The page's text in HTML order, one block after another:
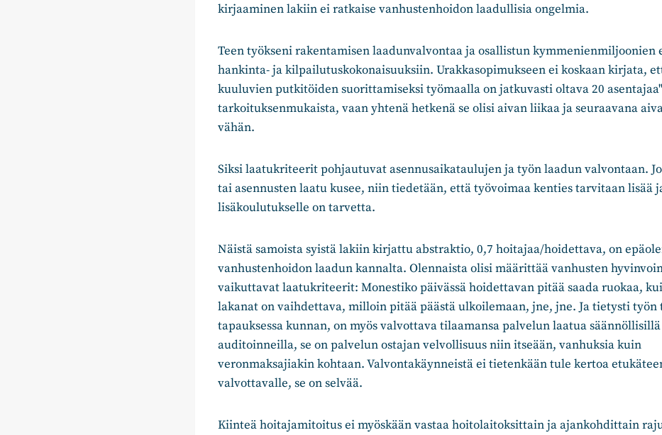
kirjaaminen lakiin ei ratkaise vanhustenhoidon laadullisia ongelmia.
Teen työkseni rakentamisen laadunvalvontaa ja osallistun kymmenienmiljoonien
hankinta- ja kilpailutuskokonaisuuksiin. Urakkasopimukseen ei koskaan kirjata,
kuuluvien putkitöiden suorittamiseksi työmaalla on jatkuvasti oltava 20
tarkoituksenmukaista, vaan yhtenä hetkenä se olisi aivan liikaa ja seuraavana
vähän.
Siksi laatukriteerit pohjautuvat asennusaikataulujen ja työn laadun valvontaan.
tai asennusten laatu kusee, niin tiedetään, että työvoimaa kenties tarvitaan lisää
lisäkoulutukselle on tarvetta.
Näistä samoista syistä lakiin kirjattu abstraktio, 0,7 hoitajaa/hoidettava, on
vanhustenhoidon laadun kannalta. Olennaista olisi määrittää vanhusten
vaikuttavat laatukriteerit: Monestiko päivässä hoidettavan pitää saada ruokaa,
lakanat on vaihdettava, milloin pitää päästä ulkoilemaan, jne, jne. Ja tietysti työn
tapauksessa kunnan, on myös valvottava tilaamansa palvelun laatua säännöllisillä
auditoinneilla, se on palvelun ostajan velvollisuus niin itseään, vanhuksia kuin
veronmaksajiakin kohtaan. Valvontakäynneistä ei tietenkään tule kertoa
valvottavalle, se on selvää.
Kiinteä hoitajamitoitus ei myöskään vastaa hoitolaitoksittain ja ajankohdittain